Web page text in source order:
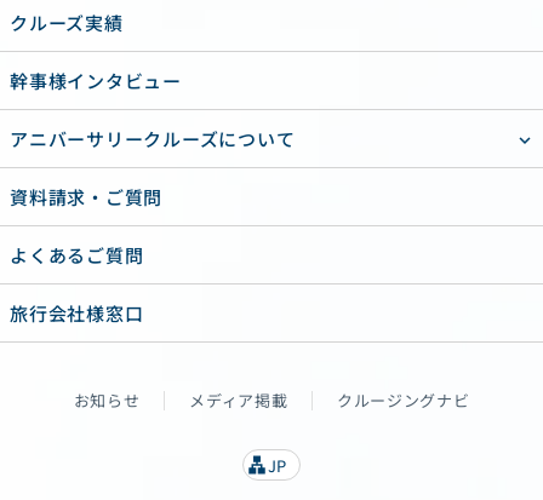
クルーズ実績
幹事様インタビュー
アニバーサリークルーズについて
資料請求・ご質問
よくあるご質問
旅行会社様窓口
お知らせ メディア掲載 クルージングナビ
lan
g
JP